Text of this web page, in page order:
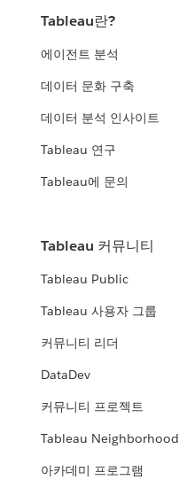
Tableau란?
에이전트 분석
데이터 문화 구축
데이터 분석 인사이트
Tableau 연구
Tableau에 문의
Tableau 커뮤니티
Tableau Public
Tableau 사용자 그룹
커뮤니티 리더
DataDev
커뮤니티 프로젝트
Tableau Neighborhood
아카데미 프로그램